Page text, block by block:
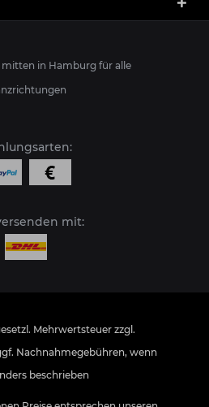
mitten in Hamburg für alle
mit:
Mehrwertsteuer zzgl.
Nachnahmegebühren, wenn
beschrieben